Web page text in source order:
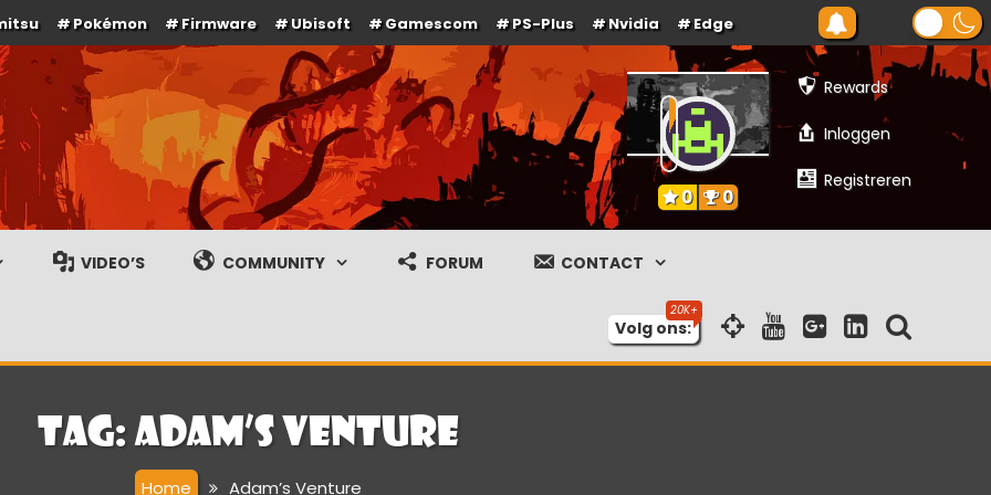
Pokémon Firmware Ubisoft Gamescom PS-Plus Nvidia Edge
gameplay streams
Rewards
Inloggen
Registreren
0 0
VIDEO’S COMMUNITY FORUM CONTACT
Volg ons:
Tag: Adam’s Venture
Home Adam’s Venture